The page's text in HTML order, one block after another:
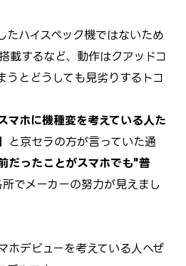
たハイスペック機ではないため
載するなど、動作はクアッドコ
うとどうしても見劣りするトコ
マホに機種変を考えている人た
と京セラの方が言っていた通
だったことがスマホでも"普
でメーカーの努力が見えまし
ホデビューを考えている人へぜ